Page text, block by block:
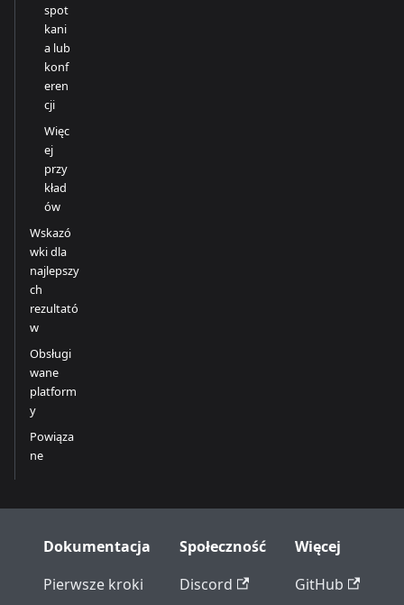
spot
kani
a lub
konf
eren
cji
Więc
ej
przy
kład
ów
Wskazó
wki dla
najlepszy
ch
rezultató
w
Obsługi
wane
platform
y
Powiąza
ne
Dokumentacja
Pierwsze kroki
Społeczność
Discord
Więcej
GitHub